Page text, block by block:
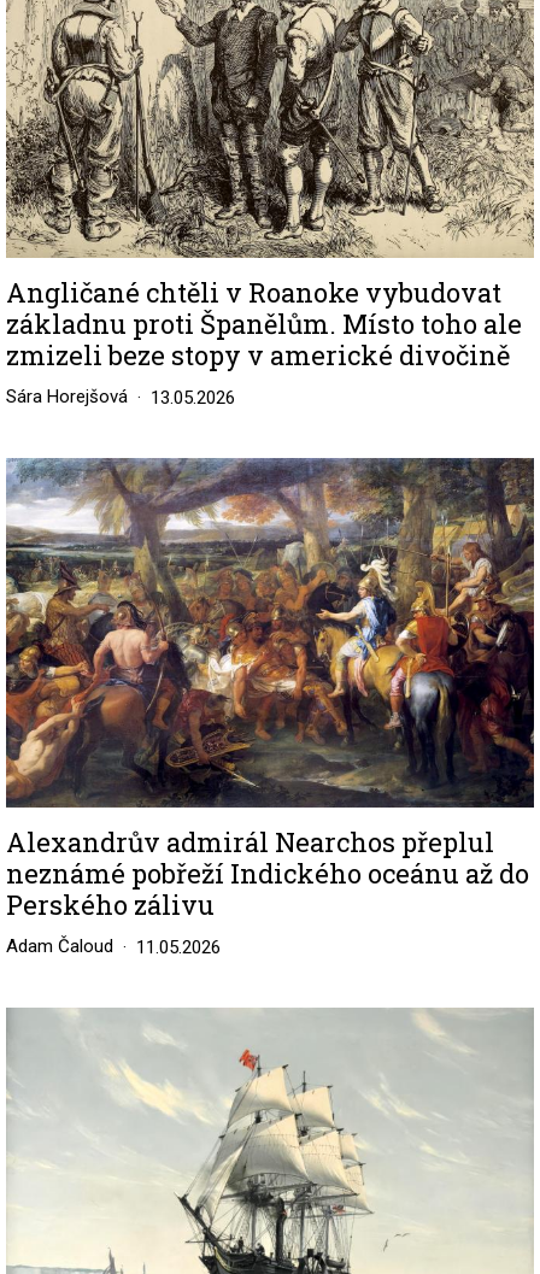
Angličané chtěli v Roanoke vybudovat
základnu proti Španělům. Místo toho ale
zmizeli beze stopy v americké divočině
Sára Horejšová 13.05.2026
Image
Alexandrův admirál Nearchos přeplul
neznámé pobřeží Indického oceánu až do
Perského zálivu
Adam Čaloud 11.05.2026